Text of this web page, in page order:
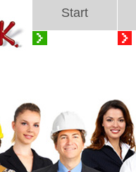
Start